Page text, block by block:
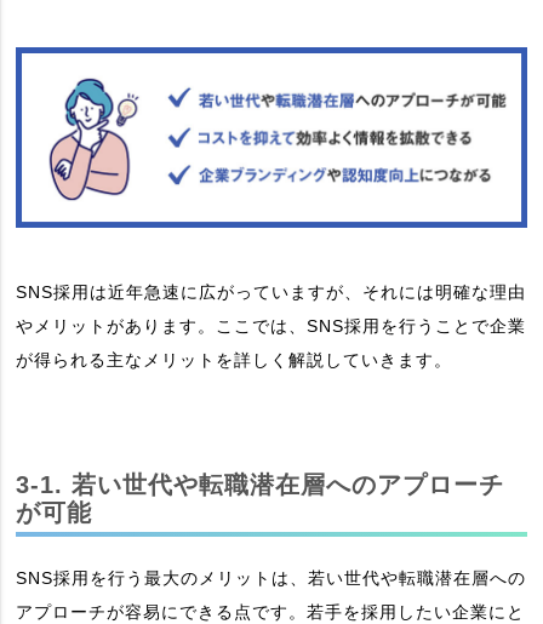
SNS採用は近年急速に広がっていますが、それには明確な理由
やメリットがあります。ここでは、SNS採用を行うことで企業
が得られる主なメリットを詳しく解説していきます。
3-1. 若い世代や転職潜在層へのアプローチ
が可能
SNS採用を行う最大のメリットは、若い世代や転職潜在層への
アプローチが容易にできる点です。若手を採用したい企業にと